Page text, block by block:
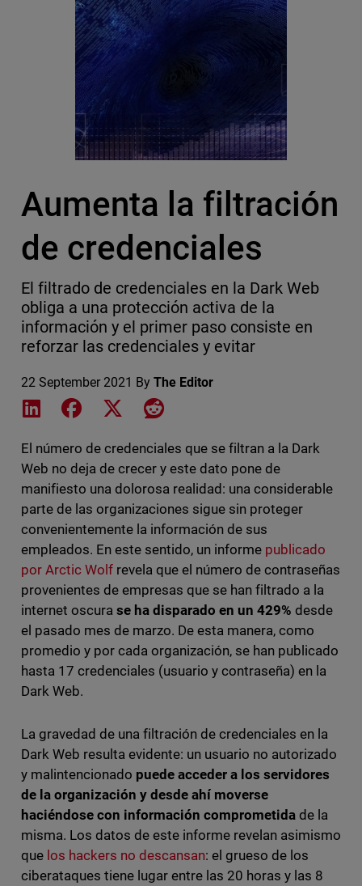
Aumenta la filtración
de credenciales
El filtrado de credenciales en la Dark Web
obliga a una protección activa de la
información y el primer paso consiste en
reforzar las credenciales y evitar
22 September 2021 By The Editor
Share on LinkedIn
Share on Facebook
Share on XShare on Reddit
El número de credenciales que se filtran a la Dark
Web no deja de crecer y este dato pone de
manifiesto una dolorosa realidad: una considerable
parte de las organizaciones sigue sin proteger
convenientemente la información de sus
empleados. En este sentido, un informe publicado
por Arctic Wolfrevela que el número de contraseñas
provenientes de empresas que se han filtrado a la
internet oscura se ha disparado en un 429% desde
el pasado mes de marzo. De esta manera, como
promedio y por cada organización, se han publicado
hasta 17 credenciales (usuario y contraseña) en la
Dark Web.
La gravedad de una filtración de credenciales en la
Dark Web resulta evidente: un usuario no autorizado
y malintencionado puede acceder a los servidores
de la organización y desde ahí moverse
haciéndose con información comprometida de la
misma. Los datos de este informe revelan asimismo
que los hackers no descansan: el grueso de los
ciberataques tiene lugar entre las 20 horas y las 8